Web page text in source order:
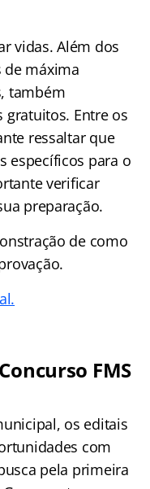
vidas. Além dos
de máxima
também
gratuitos. Entre os
ressaltar que
específicos para o
verificar
preparação.
de como
FMS
os editais
com
pela primeira